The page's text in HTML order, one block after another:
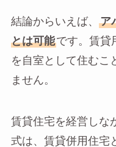
結論からいえば、
ア
とは可能です。賃貸
を自室として住むこ
ません。
賃貸住宅を経営しな
式は、賃貸併用住宅